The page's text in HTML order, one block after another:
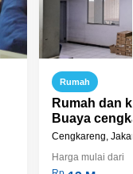
Rumah
Rumah dan
Buaya
Cengkareng,
Harga mulai dari